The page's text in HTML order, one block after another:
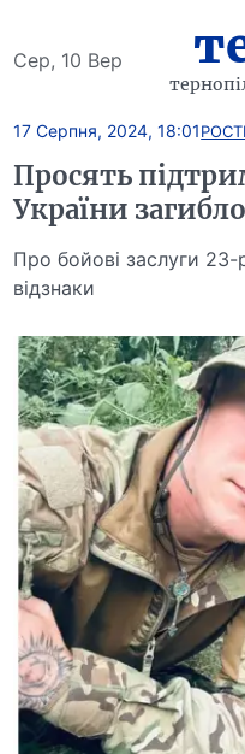
Сер, 10 Вер
17 Серпня, 2024, 18:01
Просять
України
Про бойові заслуги 23-
відзнаки